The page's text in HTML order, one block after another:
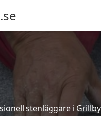
stenläggare i